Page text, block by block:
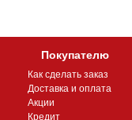
Покупателю
Как сделать заказ
Доставка и оплата
Акции
Кредит